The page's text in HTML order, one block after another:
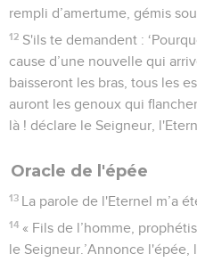
rempli d’amertume, gémis
12 S'ils te demandent :
cause d’une nouvelle qui
baisseront les bras, tous les
auront les genoux qui
là ! déclare le Seigneur,
Oracle de l'épée
13 La parole de l'Eternel m’a
14 « Fils de l’homme,
le Seigneur.’Annonce